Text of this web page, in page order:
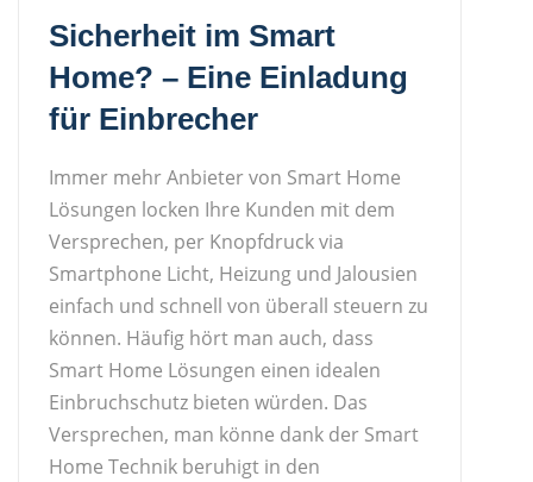
Sicherheit im Smart
Home? – Eine Einladung
für Einbrecher
Immer mehr Anbieter von Smart Home
Lösungen locken Ihre Kunden mit dem
Versprechen, per Knopfdruck via
Smartphone Licht, Heizung und Jalousien
einfach und schnell von überall steuern zu
können. Häufig hört man auch, dass
Smart Home Lösungen einen idealen
Einbruchschutz bieten würden. Das
Versprechen, man könne dank der Smart
Home Technik beruhigt in den